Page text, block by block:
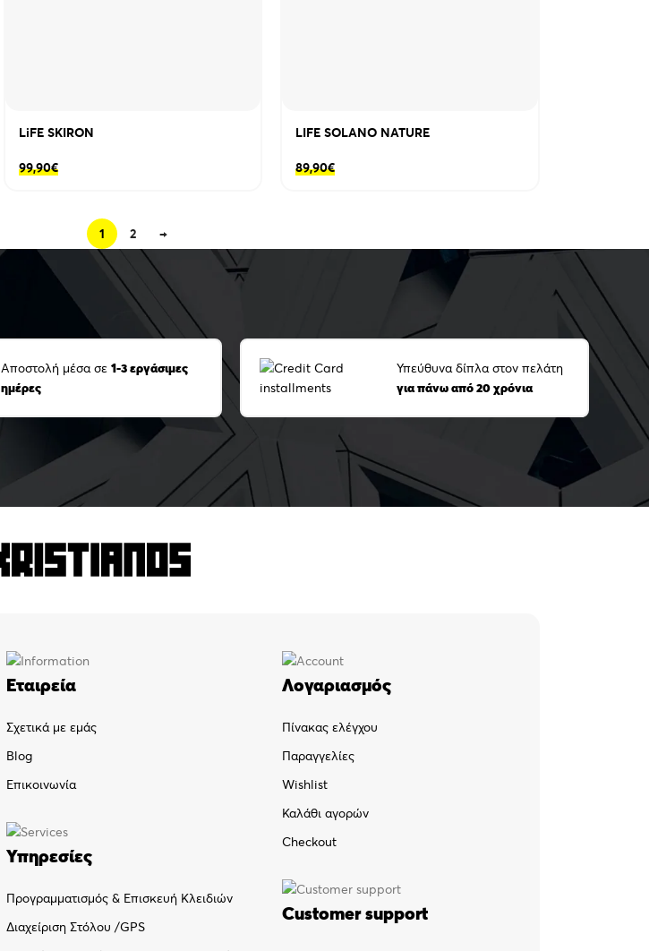
LiFE SKIRON
99,90€
LIFE SOLANO NATURE
89,90€
1 2 →
Αποστολή μέσα σε 1-3 εργάσιμες
ημέρες
Υπεύθυνα δίπλα στον πελάτη
για πάνω από 20 χρόνια
Εταιρεία
Σχετικά με εμάς
Blog
Επικοινωνία
Υπηρεσίες
Προγραμματισμός & Επισκευή Κλειδιών
Διαχείριση Στόλου /GPS
Λογαριασμός
Πίνακας ελέγχου
Παραγγελίες
Wishlist
Καλάθι αγορών
Checkout
Customer support